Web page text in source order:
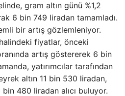
gram altın günü %1,2
6 bin 749 liradan tamamladı.
bir artış gözlemleniyor.
fiyatlar, önceki
artış göstererek 6 bin
yatırımcılar tarafından
altın 11 bin 530 liradan,
480 liradan alıcı buluyor.